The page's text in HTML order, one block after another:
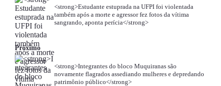
<strong>Estudante estuprada na UFPI foi violentada
também após a morte e agressor fez fotos da vítima
sangrando, aponta perícia</strong>
Próximo
<strong>Integrantes do bloco Muquiranas são
novamente flagrados assediando mulheres e depredando
patrimônio público</strong>